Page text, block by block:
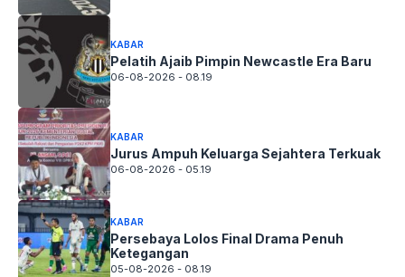
KABAR
Pelatih Ajaib Pimpin Newcastle Era Baru
06-08-2026 - 08.19
KABAR
Jurus Ampuh Keluarga Sejahtera Terkuak
06-08-2026 - 05.19
KABAR
Persebaya Lolos Final Drama Penuh
Ketegangan
05-08-2026 - 08.19